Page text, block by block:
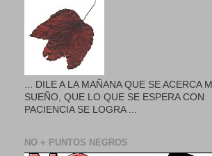
... DILE A LA MAÑANA QUE SE ACERCA MI
SUEÑO, QUE LO QUE SE ESPERA CON
PACIENCIA SE LOGRA ...
NO + PUNTOS NEGROS